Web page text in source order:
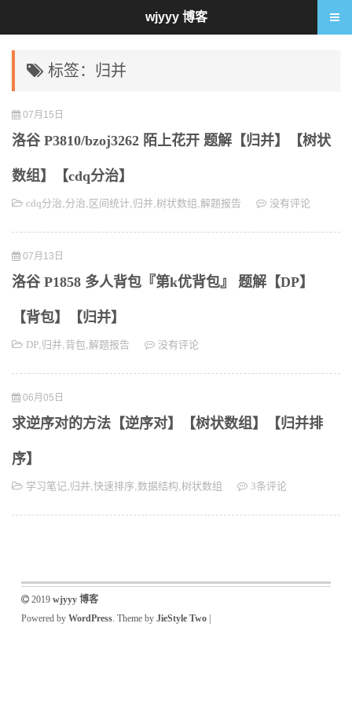
标签：归并
07月15日
洛谷 P3810/bzoj3262 陌上花开 题解【归并】【树状
数组】【cdq分治】
cdq分治,分治, 区间统计,归并,树状数组 ,解题报告 没有评论
07月13日
洛谷 P1858 多人背包『第k优背包』 题解【DP】
【背包】【归并】
DP,归并,背包,解题报告 没有评论
06月05日
求逆序对的方法【逆序对】【树状数组】【归并排
序】
学习笔记,归并,快速排序,数据结构,树状数组 3条评论
2019 wjyyy 博客
Powered by WordPress. Theme by JieStyle Two|
wjyyy 博客